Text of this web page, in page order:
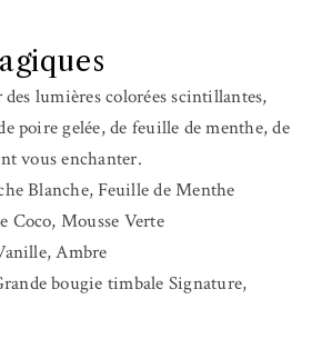
lumières colorées scintillantes,
poire gelée, de feuille de menthe, de
vous enchanter.
Blanche, Feuille de Menthe
Coco, Mousse Verte
Ambre
bougie timbale Signature,